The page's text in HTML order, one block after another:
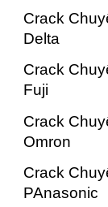
Crack
Delta
Crack
Fuji
Crack
Omron
Crack
PAnasonic